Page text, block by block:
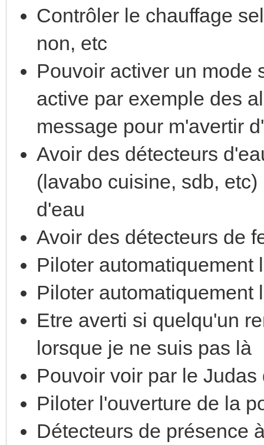
Contrôler le chauffage
non, etc
Pouvoir activer un mode
active par exemple des
message pour m'avertir
Avoir des détecteurs
(lavabo cuisine, sdb,
d'eau
Avoir des détecteurs de
Piloter automatiquement
Piloter automatiquement
Etre averti si quelqu'un
lorsque je ne suis pas là
Pouvoir voir par le
Piloter l'ouverture de la
Détecteurs de présence